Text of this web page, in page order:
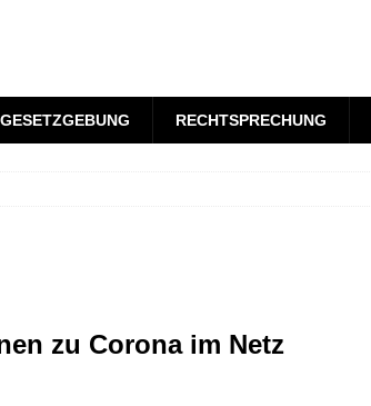
GESETZGEBUNG RECHTSPRECHUNG
zu Corona im Netz